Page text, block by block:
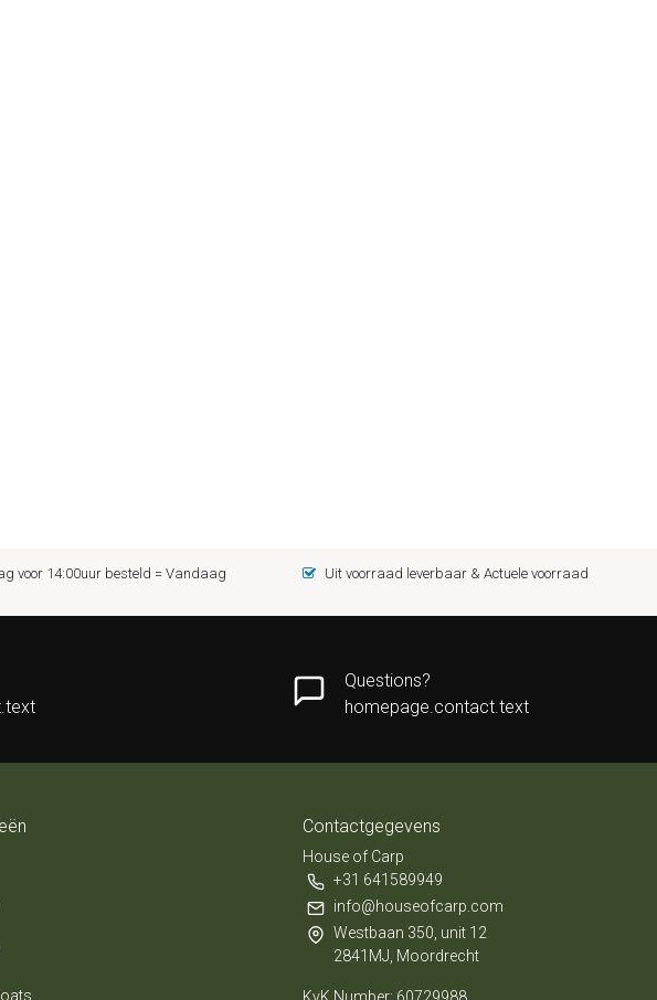
voor 14:00uur besteld = Vandaag
Uit voorraad leverbaar & Actuele voorraad
Questions?
homepage.contact.text
Contactgegevens
House of Carp
+31 641589949
info@houseofcarp.com
Westbaan 350, unit 12
2841MJ, Moordrecht